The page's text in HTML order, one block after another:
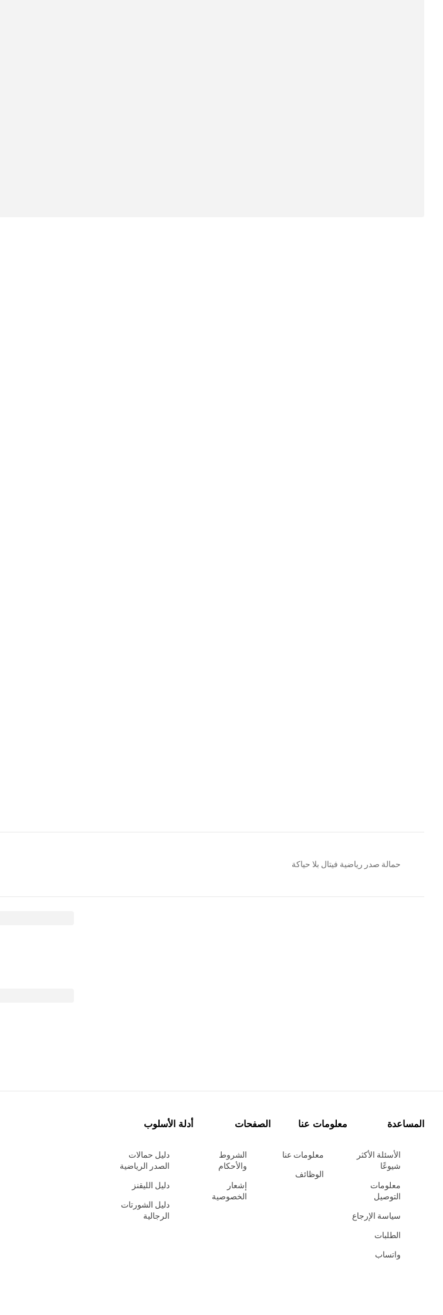
حمالة صدر رياضية فيتال بلا حياكة
المساعدة
الأسئلة الأكثر
شيوعًا
معلومات
التوصيل
سياسة الإرجاع
الطلبات
واتساب
معلومات عنا
معلومات عنا
الوظائف
الصفحات
الشروط
والأحكام
إشعار
الخصوصية
أدلة الأسلوب
دليل حمالات
الصدر الرياضية
دليل الليقنز
دليل الشورتات
الرجالية